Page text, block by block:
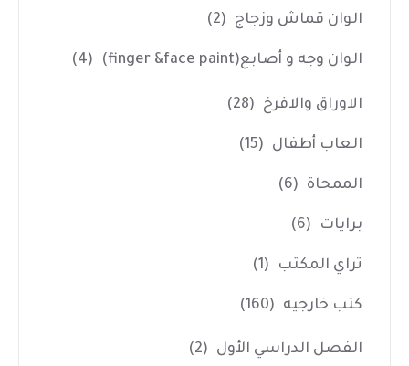
الوان قماش وزجاج (2)
الوان وجه و أصابع(finger &face paint) (4)
الاوراق والافرخ (28)
العاب أطفال (15)
الممحاة (6)
برايات (6)
تراي المكتب (1)
كتب خارجيه (160)
الفصل الدراسي الأول (2)